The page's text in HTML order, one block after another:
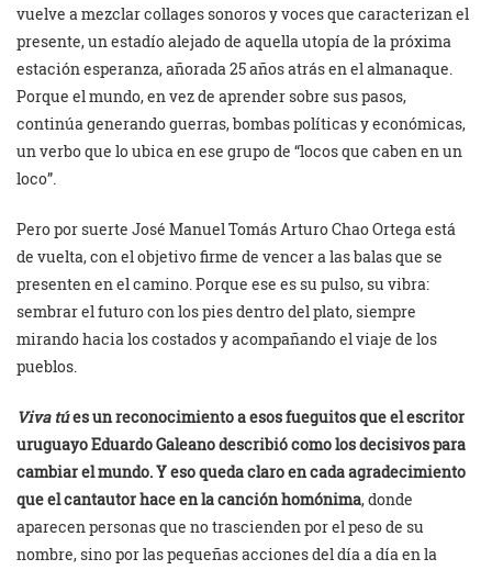
vuelve a mezclar collages sonoros y voces que caracterizan el
presente, un estadío alejado de aquella utopía de la próxima
estación esperanza, añorada 25 años atrás en el almanaque.
Porque el mundo, en vez de aprender sobre sus pasos,
continúa generando guerras, bombas políticas y económicas,
un verbo que lo ubica en ese grupo de “locos que caben en un
loco”.
Pero por suerte José Manuel Tomás Arturo Chao Ortega está
de vuelta, con el objetivo firme de vencer a las balas que se
presenten en el camino. Porque ese es su pulso, su vibra:
sembrar el futuro con los pies dentro del plato, siempre
mirando hacia los costados y acompañando el viaje de los
pueblos.
Viva túes un reconocimiento a esos fueguitos que el escritor
uruguayo Eduardo Galeano describió como los decisivos para
cambiar el mundo. Y eso queda claro en cada agradecimiento
que el cantautor hace en la canción homónima, donde
aparecen personas que no trascienden por el peso de su
nombre, sino por las pequeñas acciones del día a día en la